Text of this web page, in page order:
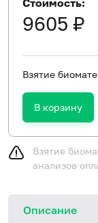
9605 ₽
Взятие
В корзину
Взятие
анализов
Описание